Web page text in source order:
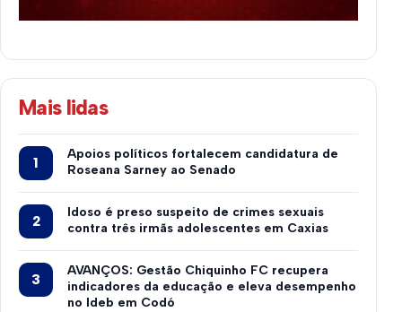
Mais lidas
Apoios políticos fortalecem candidatura de
Roseana Sarney ao Senado
Idoso é preso suspeito de crimes sexuais
contra três irmãs adolescentes em Caxias
AVANÇOS: Gestão Chiquinho FC recupera
indicadores da educação e eleva desempenho
no Ideb em Codó